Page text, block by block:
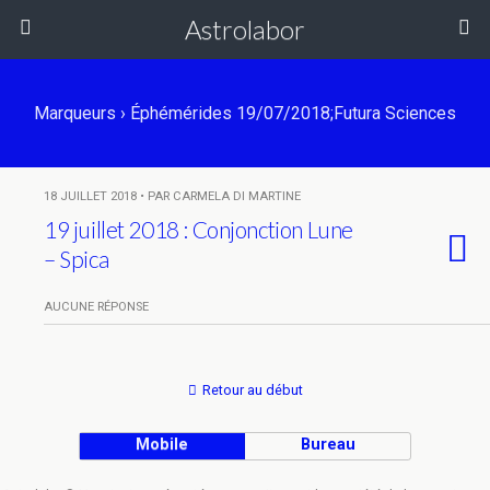
Astrolabor
Marqueurs › Éphémérides 19/07/2018;Futura Sciences
18 JUILLET 2018 • PAR CARMELA DI MARTINE
19 juillet 2018 : Conjonction Lune
– Spica
AUCUNE RÉPONSE
Retour au début
Mobile Bureau